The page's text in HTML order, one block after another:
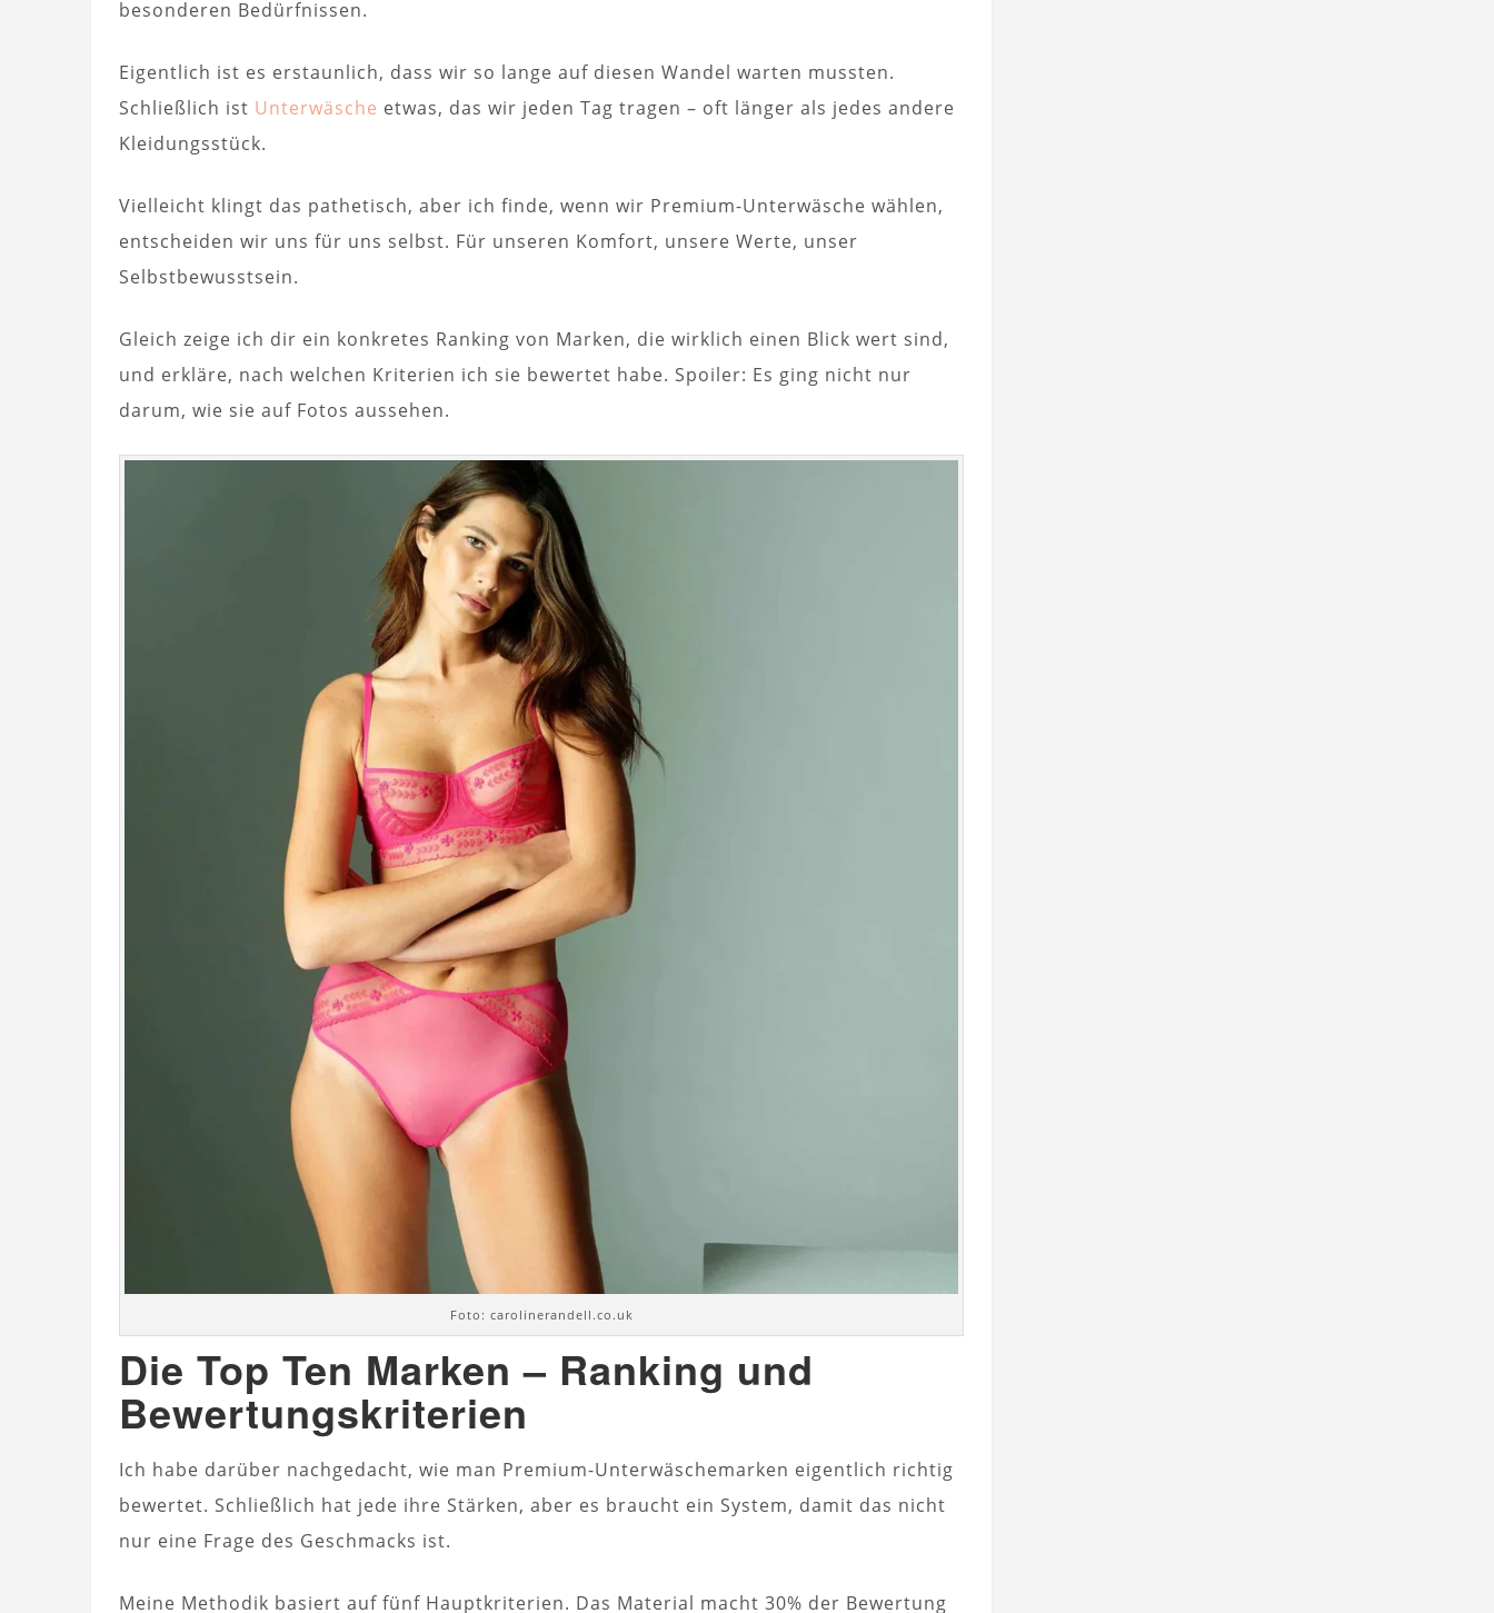
besonderen Bedürfnissen.
Eigentlich ist es erstaunlich, dass wir so lange auf diesen Wandel warten mussten.
Schließlich ist Unterwäsche etwas, das wir jeden Tag tragen – oft länger als jedes andere
Kleidungsstück.
Vielleicht klingt das pathetisch, aber ich finde, wenn wir Premium-Unterwäsche wählen,
entscheiden wir uns für uns selbst. Für unseren Komfort, unsere Werte, unser
Selbstbewusstsein.
Gleich zeige ich dir ein konkretes Ranking von Marken, die wirklich einen Blick wert sind,
und erkläre, nach welchen Kriterien ich sie bewertet habe. Spoiler: Es ging nicht nur
darum, wie sie auf Fotos aussehen.
Foto: carolinerandell.co.uk
Die Top Ten Marken – Ranking und
Bewertungskriterien
Ich habe darüber nachgedacht, wie man Premium-Unterwäschemarken eigentlich richtig
bewertet. Schließlich hat jede ihre Stärken, aber es braucht ein System, damit das nicht
nur eine Frage des Geschmacks ist.
Meine Methodik basiert auf fünf Hauptkriterien. Das Material macht 30% der Bewertung